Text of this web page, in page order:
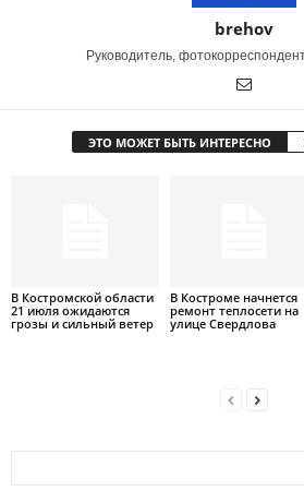
brehov
Руководитель,
ЭТО МОЖЕТ БЫТЬ ИНТЕРЕСНО
В Костромской области
21 июля ожидаются
грозы и сильный ветер
В Костроме начнется
ремонт теплосети на
улице Свердлова